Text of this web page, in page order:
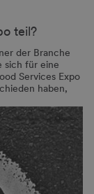
teil?
der Branche
sich für eine
Services Expo
haben,